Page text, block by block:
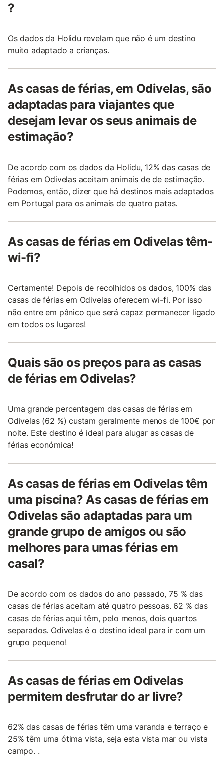
?
Os dados da Holidu revelam que não é um destino
muito adaptado a crianças.
As casas de férias, em Odivelas, são
adaptadas para viajantes que
desejam levar os seus animais de
estimação?
De acordo com os dados da Holidu, 12% das casas de
férias em Odivelas aceitam animais de de estimação.
Podemos, então, dizer que há destinos mais adaptados
em Portugal para os animais de quatro patas.
As casas de férias em Odivelas têm-
wi-fi?
Certamente! Depois de recolhidos os dados, 100% das
casas de férias em Odivelas oferecem wi-fi. Por isso
não entre em pânico que será capaz permanecer ligado
em todos os lugares!
Quais são os preços para as casas
de férias em Odivelas?
Uma grande percentagem das casas de férias em
Odivelas (62 %) custam geralmente menos de 100€ por
noite. Este destino é ideal para alugar as casas de
férias económica!
As casas de férias em Odivelas têm
uma piscina? As casas de férias em
Odivelas são adaptadas para um
grande grupo de amigos ou são
melhores para umas férias em
casal?
De acordo com os dados do ano passado, 75 % das
casas de férias aceitam até quatro pessoas. 62 % das
casas de férias aqui têm, pelo menos, dois quartos
separados. Odivelas é o destino ideal para ir com um
grupo pequeno!
As casas de férias em Odivelas
permitem desfrutar do ar livre?
62% das casas de férias têm uma varanda e terraço e
25% têm uma ótima vista, seja esta vista mar ou vista
campo. .